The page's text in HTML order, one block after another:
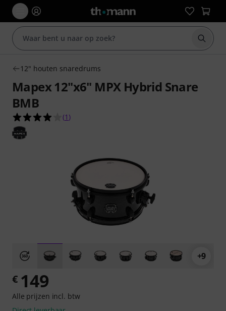
Zoek
12" houten snaredrums
Mapex 12"x6" MPX Hybrid Snare
BMB
4.0 van de 5 sterren van 1 klantbeoordelingen
(1 )
+9
€ 149
Alle prijzen incl. btw